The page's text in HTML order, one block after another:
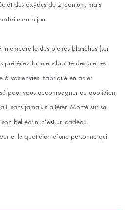
des oxydes de zirconium, mais
au bijou.
des pierres blanches (sur
préfériez la joie vibrante des pierres
à vos envies. Fabriqué en acier
pour vous accompagner au quotidien,
sans jamais s’altérer. Monté sur sa
bel écrin, c’est un cadeau
et le quotidien d’une personne qui